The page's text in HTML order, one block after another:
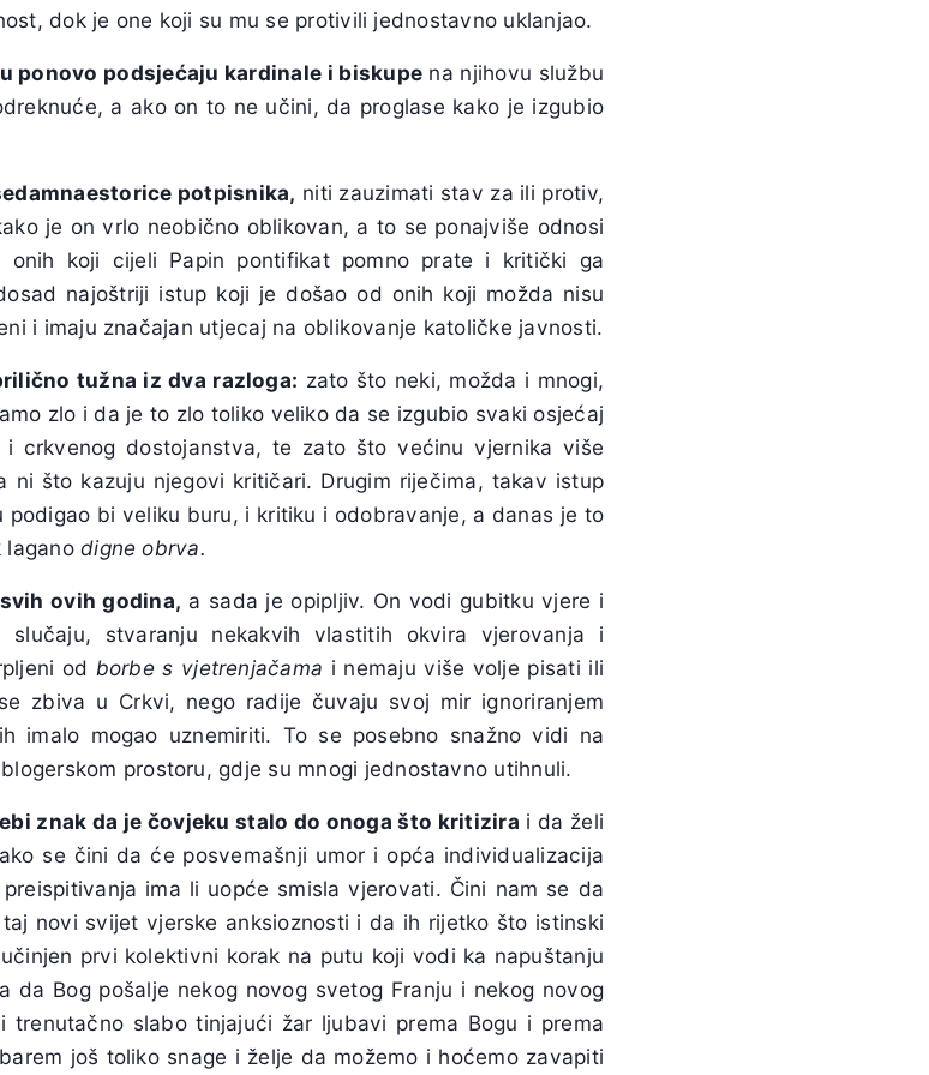
dok je one koji su mu se protivili jednostavno uklanjao.
ponovo podsjećaju kardinale i biskupe na njihovu službu
a ako on to ne učini, da proglase kako je izgubio
potpisnika, niti zauzimati stav za ili protiv,
je on vrlo neobično oblikovan, a to se ponajviše odnosi
onih koji cijeli Papin pontifikat pomno prate i kritički ga
najoštriji istup koji je došao od onih koji možda nisu
i imaju značajan utjecaj na oblikovanje katoličke javnosti.
tužna iz dva razloga: zato što neki, možda i mnogi,
zlo i da je to zlo toliko veliko da se izgubio svaki osjećaj
i crkvenog dostojanstva, te zato što većinu vjernika više
ni što kazuju njegovi kritičari. Drugim riječima, takav istup
podigao bi veliku buru, i kritiku i odobravanje, a danas je to
laganodigne obrva.
ovih godina, a sada je opipljiv. On vodi gubitku vjere i
stvaranju nekakvih vlastitih okvira vjerovanja i
od borbe s vjetrenjačama i nemaju više volje pisati ili
zbiva u Crkvi, nego radije čuvaju svoj mir ignoriranjem
imalo mogao uznemiriti. To se posebno snažno vidi na
prostoru, gdje su mnogi jednostavno utihnuli.
znak da je čovjeku stalo do onoga što kritizira i da želi
se čini da će posvemašnji umor i opća individualizacija
ima li uopće smisla vjerovati. Čini nam se da
novi svijet vjerske anksioznosti i da ih rijetko što istinski
prvi kolektivni korak na putu koji vodi ka napuštanju
da Bog pošalje nekog novog svetog Franju i nekog novog
trenutačno slabo tinjajući žar ljubavi prema Bogu i prema
još toliko snage i želje da možemo i hoćemo zavapiti